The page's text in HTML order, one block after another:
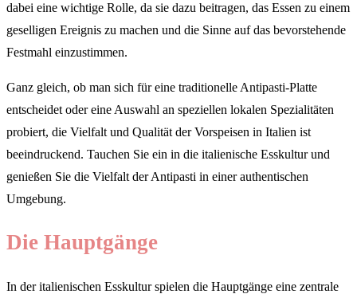
dabei eine wichtige Rolle, da sie dazu beitragen, das Essen zu einem
geselligen Ereignis zu machen und die Sinne auf das bevorstehende
Festmahl einzustimmen.
Ganz gleich, ob man sich für eine traditionelle Antipasti-Platte
entscheidet oder eine Auswahl an speziellen lokalen Spezialitäten
probiert, die Vielfalt und Qualität der Vorspeisen in Italien ist
beeindruckend. Tauchen Sie ein in die italienische Esskultur und
genießen Sie die Vielfalt der Antipasti in einer authentischen
Umgebung.
Die Hauptgänge
In der italienischen Esskultur spielen die Hauptgänge eine zentrale